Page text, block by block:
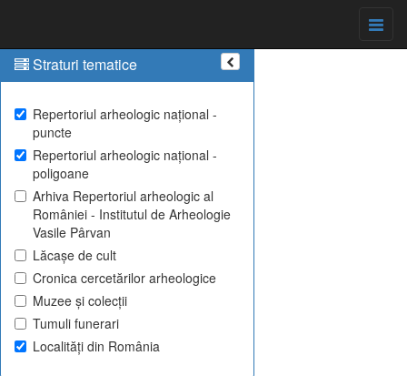
Straturi tematice
Repertoriul arheologic național -
puncte
Repertoriul arheologic național -
poligoane
Arhiva Repertoriul arheologic al
României - Institutul de Arheologie
Vasile Pârvan
Lăcașe de cult
Cronica cercetărilor arheologice
Muzee și colecții
Tumuli funerari
Localități din România